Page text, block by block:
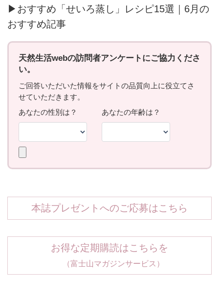
▶おすすめ「せいろ蒸し」レシピ15選｜6月の
おすすめ記事
本誌プレゼントへのご応募はこちら
お得な定期購読はこちらを
（富士山マガジンサービス）